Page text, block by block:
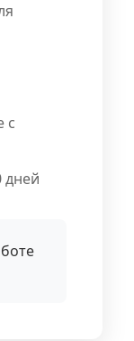
с
дней